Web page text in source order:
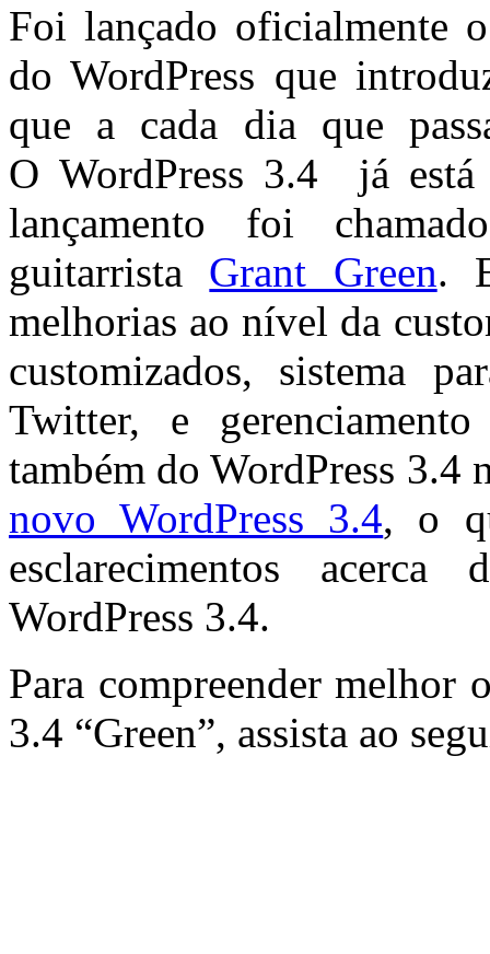
Foi lançado oficialmente
do WordPress que
que a cada dia que
O WordPress 3.4 já está
lançamento foi
guitarrista Grant Green.
melhorias ao nível da
customizados, sistema
Twitter, e
também do WordPress 3.4
novo WordPress 3.4, o
esclarecimentos
WordPress 3.4.
Para compreender melhor
3.4 “Green”, assista ao